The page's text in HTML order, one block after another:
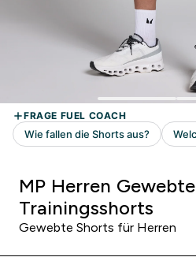
MP Herren Gewebte
Trainingsshorts
Gewebte Shorts für Herren